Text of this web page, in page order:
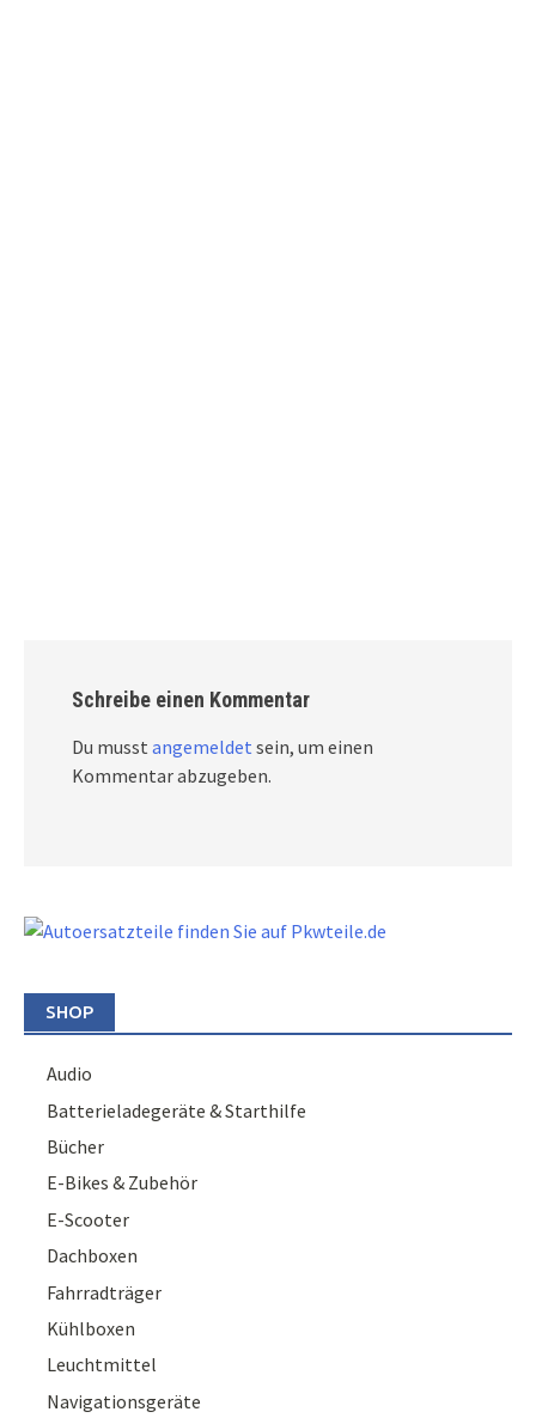
Schreibe einen Kommentar
Du musst angemeldet sein, um einen
Kommentar abzugeben.
SHOP
Audio
Batterieladegeräte & Starthilfe
Bücher
E-Bikes & Zubehör
E-Scooter
Dachboxen
Fahrradträger
Kühlboxen
Leuchtmittel
Navigationsgeräte